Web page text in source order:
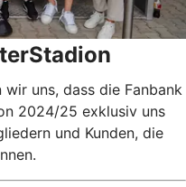
uns, dass die Fanbank
2024/25 exklusiv uns
und Kunden, die